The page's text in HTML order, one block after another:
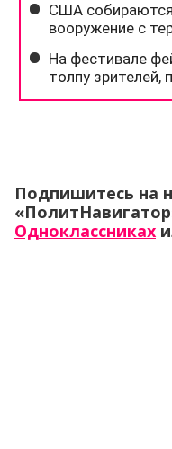
Подпишитесь на
Одноклассниках